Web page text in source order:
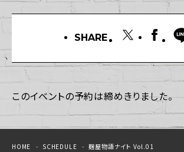
SHARE
このイベントの予約は締めきりました。
HOME SCHEDULE 麹屋物語ナイト Vol.01